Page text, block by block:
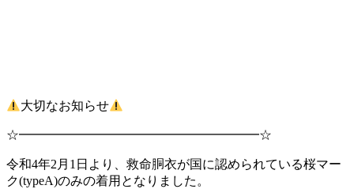
大切なお知らせ
☆━━━━━━━━━━━━━━━━━━━☆
令和4年2月1日より、救命胴衣が国に認められている桜マー
ク(typeA)のみの着用となりました。